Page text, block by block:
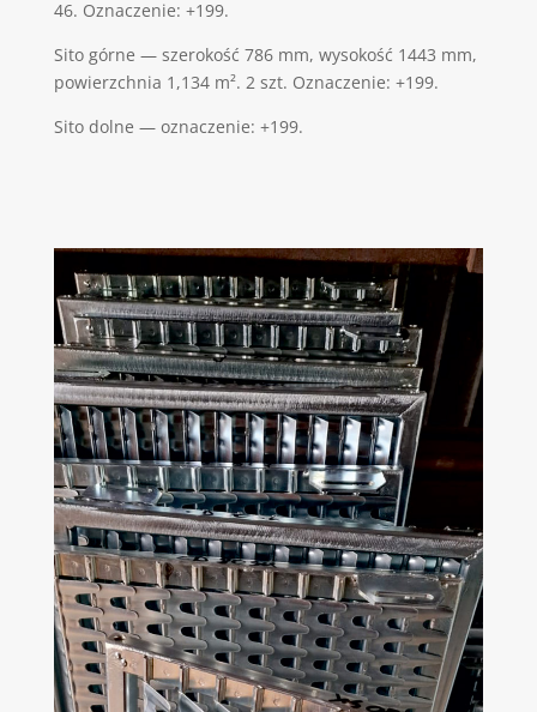
46. Oznaczenie: +199.
Sito górne — szerokość 786 mm, wysokość 1443 mm,
powierzchnia 1,134 m². 2 szt. Oznaczenie: +199.
Sito dolne — oznaczenie: +199.